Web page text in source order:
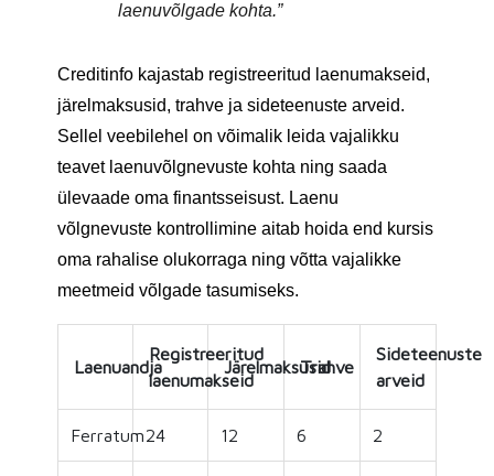
laenuvõlgade kohta.”
Creditinfo kajastab registreeritud laenumakseid,
järelmaksusid, trahve ja sideteenuste arveid.
Sellel veebilehel on võimalik leida vajalikku
teavet laenuvõlgnevuste kohta ning saada
ülevaade oma finantsseisust. Laenu
võlgnevuste kontrollimine aitab hoida end kursis
oma rahalise olukorraga ning võtta vajalikke
meetmeid võlgade tasumiseks.
Laenuandja
Registreeritud
laenumakseid
Järelmaksusid
Trahve
Sideteenuste
arveid
Ferratum24 12 6 2